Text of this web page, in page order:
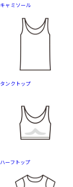
キャミソール
タンクトップ
ハーフトップ